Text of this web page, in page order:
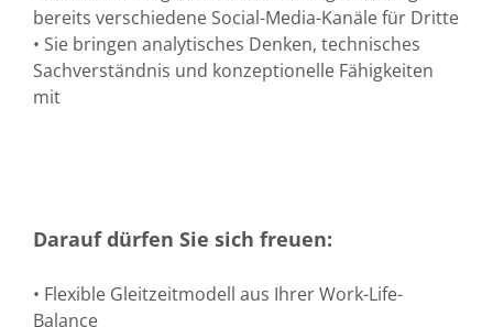
bereits verschiedene Social-Media-Kanäle für Dritte
• Sie bringen analytisches Denken, technisches
Sachverständnis und konzeptionelle Fähigkeiten
mit
Darauf dürfen Sie sich freuen:
• Flexible Gleitzeitmodell aus Ihrer Work-Life-
Balance